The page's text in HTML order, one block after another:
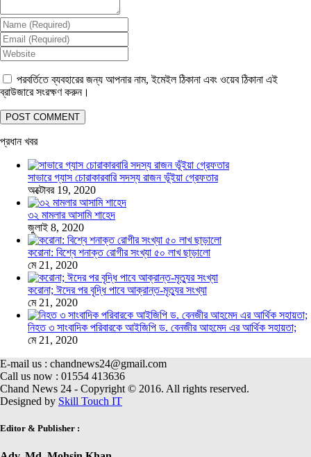
পরবর্তিতে ব্যবহারের জন্য আপনার নাম, ইমেইল ঠিকানা এবং ওয়েব ঠিকানা এই
ব্রাউজারে সংরক্ষণ করুন।
প্রধান খবর
সাভারে গ্যাস চোরাকারবারি সদস্য রাজন ভূঁইয়া গ্রেফতার
অক্টোবর 19, 2020
৩২ মামলার আসামি শাহেদ
জুলাই 8, 2020
করোনা: বিশ্বে শনাক্ত রোগীর সংখ্যা ৫০ লাখ ছাড়ালো
মে 21, 2020
করোনা; ঈদের পর বৃদ্ধি পাবে আক্রান্ত-মৃত্যুর সংখ্যা
মে 21, 2020
নিহত ৩ সাংবাদিক পরিবারকে আইজিপি ড. বেনজীর আহমেদ এর আর্থিক সহায়তা;
মে 21, 2020
E-mail us : chandnews24@gmail.com
Call us now : 01554 413636
Chand News 24 - Copyright © 2016. All rights reserved.
Designed by Skill Touch IT
Editor & Publisher :